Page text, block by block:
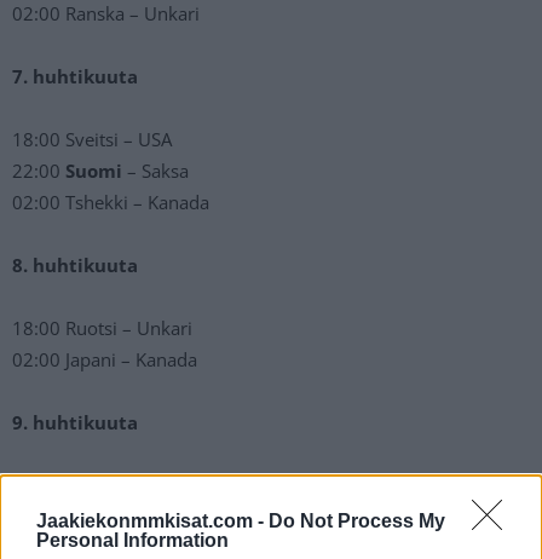
Jaakiekonmmkisat.com - Do Not Process My
Personal Information
02:00 Ranska – Unkari
7. huhtikuuta
18:00 Sveitsi – USA
22:00 Suomi – Saksa
02:00 Tshekki – Kanada
8. huhtikuuta
18:00 Ruotsi – Unkari
02:00 Japani – Kanada
9. huhtikuuta
22:00 USA – Tshekki
02:00 Saksa – Ranska